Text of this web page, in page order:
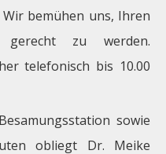
bemühen uns, Ihren
gerecht zu werden.
telefonisch bis 10.00
sowie
obliegt Dr. Meike